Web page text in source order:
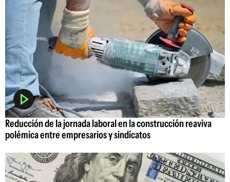
Reducción de la jornada laboral en la construcción reaviva
polémica entre empresarios y sindicatos